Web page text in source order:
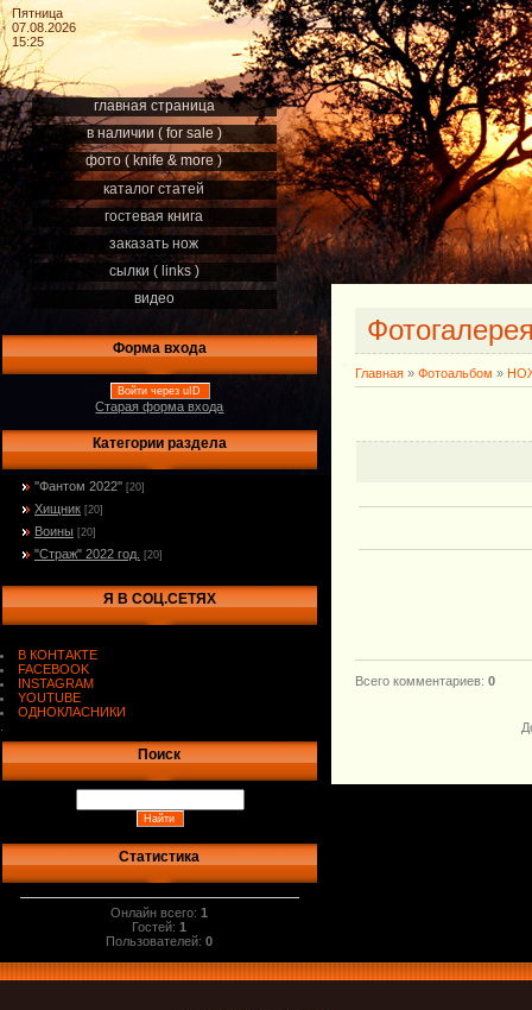
Пятница
07.08.2026
15:25
главная страница
в наличии ( for sale )
фото ( knife & more )
каталог статей
гостевая книга
заказать нож
сылки ( links )
видео
Форма входа
Войти через uID
Старая форма входа
Категории раздела
''Фантом 2022'' [20]
Хищник [20]
Воины [20]
"Страж" 2022 год. [20]
Я В СОЦ.СЕТЯХ
В КОНТАКТЕ
FACEBOOK
INSTAGRAM
YOUTUBE
ОДНОКЛАСНИКИ
Поиск
Статистика
Онлайн всего:1
Гостей:1
Пользователей:0
Главная » Фотоальбом »
Всего комментариев: 0